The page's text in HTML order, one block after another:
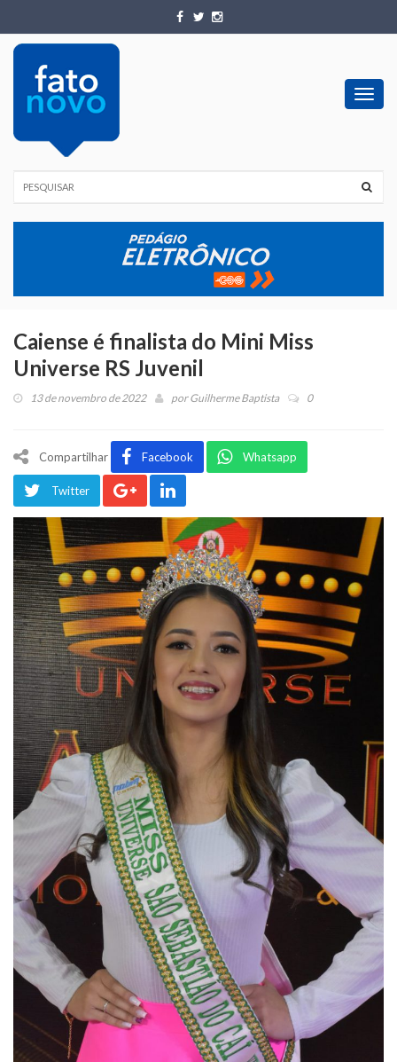
Caiense é finalista do Mini Miss
Universe RS Juvenil
13 de novembro de 2022 porGuilherme Baptista 0
Compartilhar Facebook Whatsapp
Twitter